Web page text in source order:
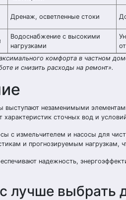
Дренаж, осветленные стоки
Водоснабжение с высокими
нагрузками
комфорта в частном
и снизить расходы на ремонт».
выступают незаменимыми
характеристик сточных вод и
с измельчителем и насосы для
и прогнозируемым нагрузкам,
надежность,
лучше выбрать